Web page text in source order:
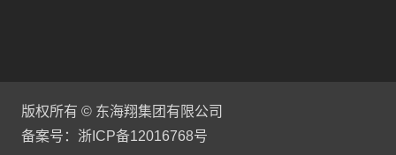
版权所有 © 东海翔集团有限公司
备案号：浙ICP备12016768号